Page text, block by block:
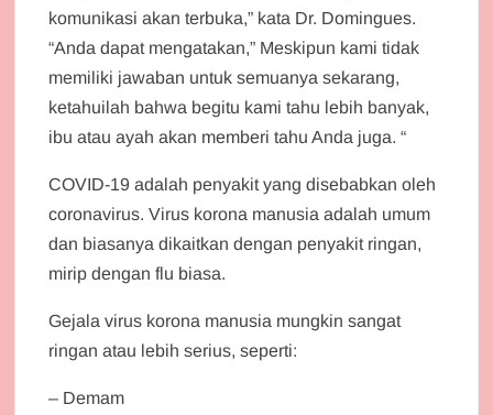
komunikasi akan terbuka,” kata Dr. Domingues.
“Anda dapat mengatakan,” Meskipun kami tidak
memiliki jawaban untuk semuanya sekarang,
ketahuilah bahwa begitu kami tahu lebih banyak,
ibu atau ayah akan memberi tahu Anda juga. “
COVID-19 adalah penyakit yang disebabkan oleh
coronavirus. Virus korona manusia adalah umum
dan biasanya dikaitkan dengan penyakit ringan,
mirip dengan flu biasa.
Gejala virus korona manusia mungkin sangat
ringan atau lebih serius, seperti:
– Demam